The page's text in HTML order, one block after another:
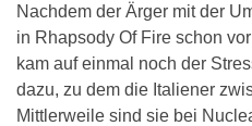
Nachdem der Ärger mit der
in Rhapsody Of Fire schon
kam auf einmal noch der
dazu, zu dem die Italiener
Mittlerweile sind sie bei